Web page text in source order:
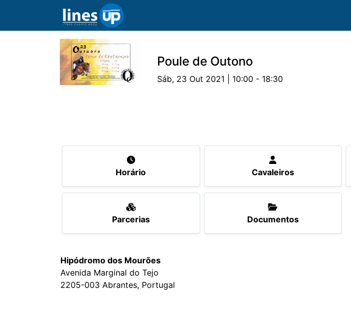
Poule de Outono
Sáb, 23 Out 2021 | 10:00 - 18:30
Horário Cavaleiros
Parcerias Documentos
Hipódromo dos Mourões
Avenida Marginal do Tejo
2205-003 Abrantes, Portugal